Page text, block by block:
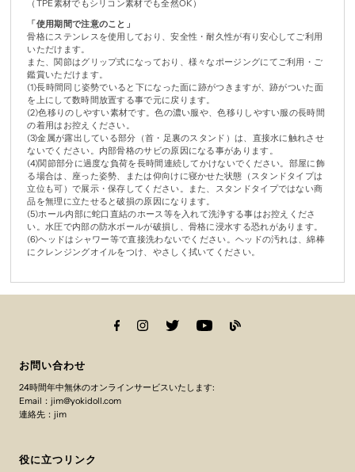
（TPE素材でもシリコン素材でも全然OK）
「使用期間で注意のこと」
骨格にステンレスを使用しており、安全性・耐久性が有り安心してご利用
いただけます。
また、関節はグリップ式になっており、様々なポージングにてご利用・ご
鑑賞いただけます。
(1)長時間同じ姿勢でいると下になった面に跡がつきますが、跡がついた面
を上にして数時間放置する事で元に戻ります。
(2)色移りのしやすい素材です。色の濃い服や、色移りしやすい服の長時間
の着用はお控えください。
(3)金属が露出している部分（首・足裏のスタンド）は、直接水に触れさせ
ないでください。内部骨格のサビの原因になる事があります。
(4)関節部分に過度な負荷を長時間連続してかけないでください。部屋に飾
る場合は、座った姿勢、または仰向けに寝かせた状態（スタンドタイプは
立位も可）で展示・保存してください。また、スタンドタイプではない商
品を無理に立たせると破損の原因になります。
(5)ホール内部に蛇口直結のホース等を入れて洗浄する事はお控えくださ
い。水圧で内部の防水ボールが破損し、骨格に浸水する恐れがあります。
(6)ヘッドはシャワー等で直接洗わないでください。ヘッドの汚れは、綿棒
にクレンジングオイルをつけ、やさしく拭いてください。
お問い合わせ
24時間年中無休のオンラインサービスいたします:
Email：jim@yokidoll.com
連絡先：jim
役に立つリンク